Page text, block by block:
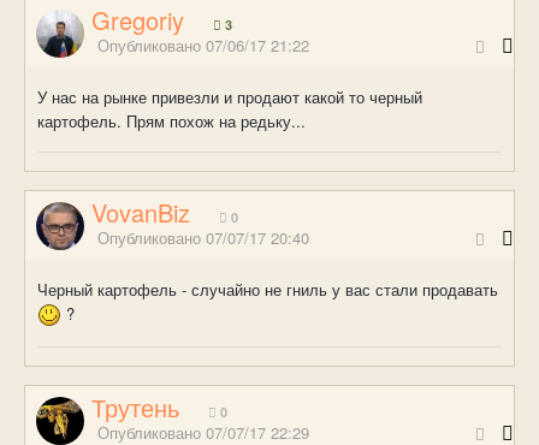
Gregoriy 3
Опубликовано 07/06/17 21:22
У нас на рынке привезли и продают какой то черный
картофель. Прям похож на редьку...
VovanBiz 0
Опубликовано 07/07/17 20:40
Черный картофель - случайно не гниль у вас стали продавать
?
Трутень 0
Опубликовано 07/07/17 22:29